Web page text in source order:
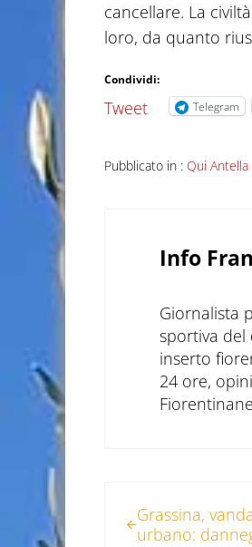
cancellare. La
loro, da quanto
Condividi:
Tweet Telegram
Pubblicato in : Qui Antella
Info
Giornalista
sportiva
inserto
24 ore,
Grassina,
urbano: